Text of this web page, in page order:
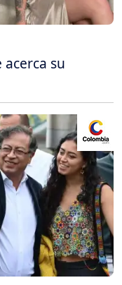
acerca su